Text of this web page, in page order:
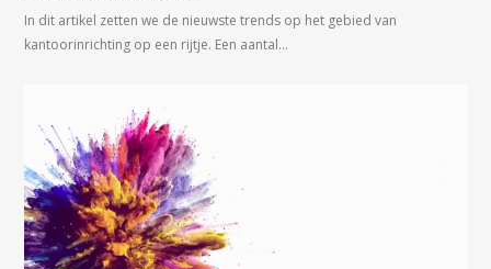
In dit artikel zetten we de nieuwste trends op het gebied van
kantoorinrichting op een rijtje. Een aantal…